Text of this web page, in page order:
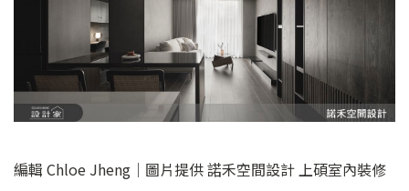
編輯 Chloe Jheng｜圖片提供 諾禾空間設計 上碩室內裝修